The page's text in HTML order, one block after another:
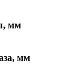
мм
мм